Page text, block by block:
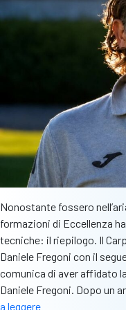
Nonostante fossero
formazioni di Eccellenza
tecniche: il riepilogo. Il
Daniele Fregoni con il
comunica di aver affidato
Daniele Fregoni. Dopo un
a leggereEccellenza: